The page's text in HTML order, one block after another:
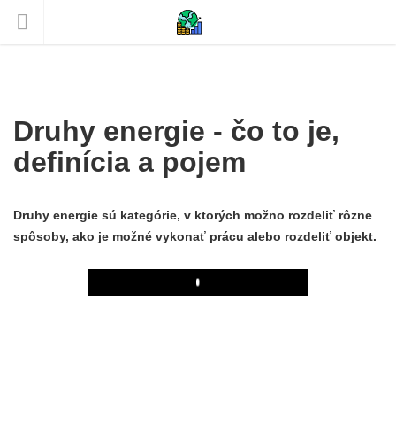
Druhy energie - čo to je,
definícia a pojem
Druhy energie sú kategórie, v ktorých možno rozdeliť rôzne
spôsoby, ako je možné vykonať prácu alebo rozdeliť objekt.
Play